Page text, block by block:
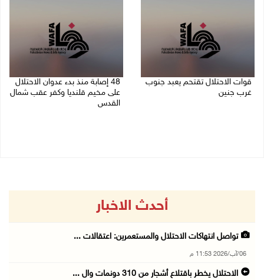
قوات الاحتلال تقتحم يعبد جنوب
غرب جنين
48 إصابة منذ بدء عدوان الاحتلال
على مخيم قلنديا وكفر عقب شمال
القدس
أحدث الاخبار
تواصل انتهاكات الاحتلال والمستعمرين: اعتقالات ...
06/آب/2026 11:53 م
الاحتلال يخطر باقتلاع أشجار من 310 دونمات وال ...